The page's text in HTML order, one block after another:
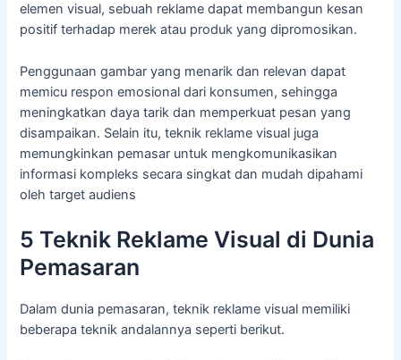
elemen visual, sebuah reklame dapat membangun kesan
positif terhadap merek atau produk yang dipromosikan.
Penggunaan gambar yang menarik dan relevan dapat
memicu respon emosional dari konsumen, sehingga
meningkatkan daya tarik dan memperkuat pesan yang
disampaikan. Selain itu, teknik reklame visual juga
memungkinkan pemasar untuk mengkomunikasikan
informasi kompleks secara singkat dan mudah dipahami
oleh target audiens
5 Teknik Reklame Visual di Dunia
Pemasaran
Dalam dunia pemasaran, teknik reklame visual memiliki
beberapa teknik andalannya seperti berikut.